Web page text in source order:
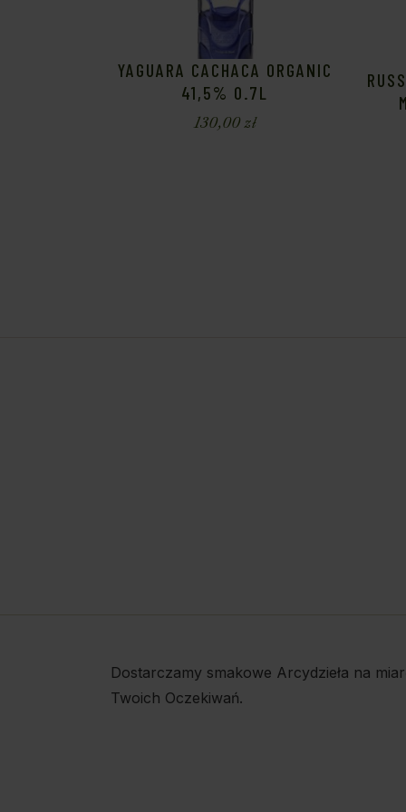
YAGUARA CACHACA ORGANIC
41,5% 0.7L
130,00zł
Dostarczamy smakowe Arcydzieła na
Twoich Oczekiwań.